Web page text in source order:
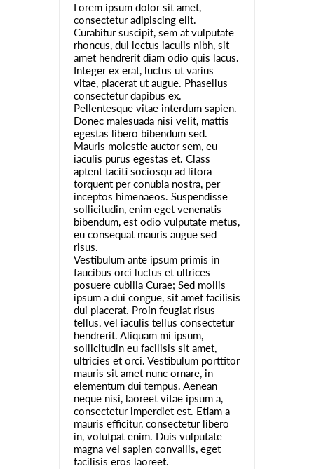
Lorem ipsum dolor sit amet,
consectetur adipiscing elit.
Curabitur suscipit, sem at vulputate
rhoncus, dui lectus iaculis nibh, sit
amet hendrerit diam odio quis lacus.
Integer ex erat, luctus ut varius
vitae, placerat ut augue. Phasellus
consectetur dapibus ex.
Pellentesque vitae interdum sapien.
Donec malesuada nisi velit, mattis
egestas libero bibendum sed.
Mauris molestie auctor sem, eu
iaculis purus egestas et. Class
aptent taciti sociosqu ad litora
torquent per conubia nostra, per
inceptos himenaeos. Suspendisse
sollicitudin, enim eget venenatis
bibendum, est odio vulputate metus,
eu consequat mauris augue sed
risus.
Vestibulum ante ipsum primis in
faucibus orci luctus et ultrices
posuere cubilia Curae; Sed mollis
ipsum a dui congue, sit amet facilisis
dui placerat. Proin feugiat risus
tellus, vel iaculis tellus consectetur
hendrerit. Aliquam mi ipsum,
sollicitudin eu facilisis sit amet,
ultricies et orci. Vestibulum porttitor
mauris sit amet nunc ornare, in
elementum dui tempus. Aenean
neque nisi, laoreet vitae ipsum a,
consectetur imperdiet est. Etiam a
mauris efficitur, consectetur libero
in, volutpat enim. Duis vulputate
magna vel sapien convallis, eget
facilisis eros laoreet.